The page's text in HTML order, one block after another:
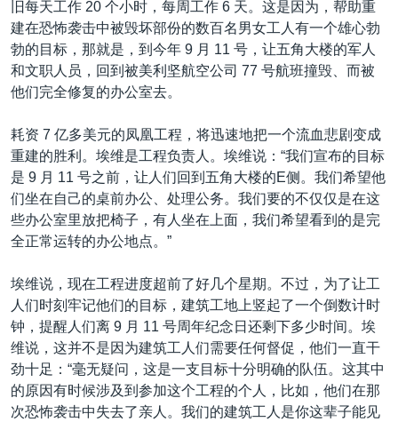
检
索
美洲
全球议题
劳工
环境
美中关系
美国建国250周年
埃博拉疫情
美国之音专访
重要讲话与声明
台海两岸关系
南中国海争端
关注西藏
关注新疆
GEN Z 看美国
中文广播
关注我们
其他语言网站
旧每天工作 20 个小时，每周工作 6 天。这是因为，帮助重
建在恐怖袭击中被毁坏部份的数百名男女工人有一个雄心勃
勃的目标，那就是，到今年 9 月 11 号，让五角大楼的军人
和文职人员，回到被美利坚航空公司 77 号航班撞毁、而被
他们完全修复的办公室去。
耗资 7 亿多美元的凤凰工程，将迅速地把一个流血悲剧变成
重建的胜利。埃维是工程负责人。埃维说：“我们宣布的目标
是 9 月 11 号之前，让人们回到五角大楼的E侧。我们希望他
们坐在自己的桌前办公、处理公务。我们要的不仅仅是在这
些办公室里放把椅子，有人坐在上面，我们希望看到的是完
全正常运转的办公地点。”
埃维说，现在工程进度超前了好几个星期。不过，为了让工
人们时刻牢记他们的目标，建筑工地上竖起了一个倒数计时
钟，提醒人们离 9 月 11 号周年纪念日还剩下多少时间。埃
维说，这并不是因为建筑工人们需要任何督促，他们一直干
劲十足：“毫无疑问，这是一支目标十分明确的队伍。这其中
的原因有时候涉及到参加这个工程的个人，比如，他们在那
次恐怖袭击中失去了亲人。我们的建筑工人是你这辈子能见